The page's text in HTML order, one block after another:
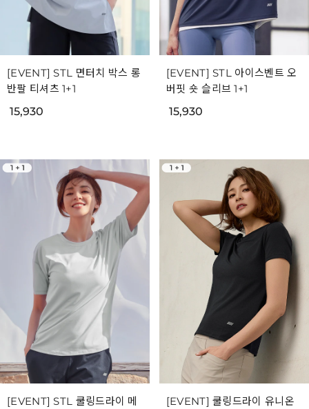
[EVENT] STL 면터치 박스 롱
반팔 티셔츠 1+1
15,930
[EVENT] STL 아이스벤트 오
버핏 숏 슬리브 1+1
15,930
[EVENT] STL 쿨링드라이 메
[EVENT] 쿨링드라이 유니온